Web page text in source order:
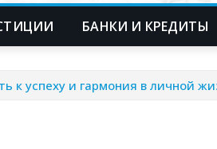
БАНКИ И КРЕДИТЫ
к успеху и гармония в личной